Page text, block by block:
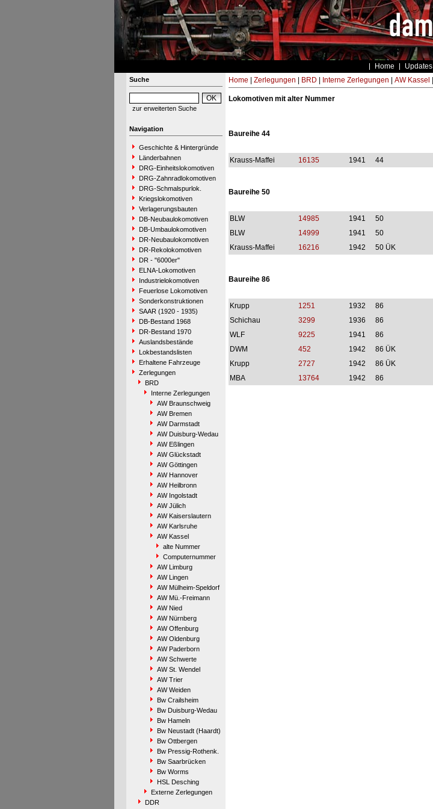
Home Updates
Suche
zur erweiterten Suche
Navigation
Geschichte & Hintergründe
Länderbahnen
DRG-Einheitslokomotiven
DRG-Zahnradlokomotiven
DRG-Schmalspurlok.
Kriegslokomotiven
Verlagerungsbauten
DB-Neubaulokomotiven
DB-Umbaulokomotiven
DR-Neubaulokomotiven
DR-Rekolokomotiven
DR - "6000er"
ELNA-Lokomotiven
Industrielokomotiven
Feuerlose Lokomotiven
Sonderkonstruktionen
SAAR (1920 - 1935)
DB-Bestand 1968
DR-Bestand 1970
Auslandsbestände
Lokbestandslisten
Erhaltene Fahrzeuge
Zerlegungen
BRD
Interne Zerlegungen
AW Braunschweig
AW Bremen
AW Darmstadt
AW Duisburg-Wedau
AW Eßlingen
AW Glückstadt
AW Göttingen
AW Hannover
AW Heilbronn
AW Ingolstadt
AW Jülich
AW Kaiserslautern
AW Karlsruhe
AW Kassel
alte Nummer
Computernummer
AW Limburg
AW Lingen
AW Mülheim-Speldorf
AW Mü.-Freimann
AW Nied
AW Nürnberg
AW Offenburg
AW Oldenburg
AW Paderborn
AW Schwerte
AW St. Wendel
AW Trier
AW Weiden
Bw Crailsheim
Bw Duisburg-Wedau
Bw Hameln
Bw Neustadt (Haardt)
Bw Ottbergen
Bw Pressig-Rothenk.
Bw Saarbrücken
Bw Worms
HSL Desching
Externe Zerlegungen
DDR
Home Zerlegungen BRD Interne Zerlegungen AW Kassel
Lokomotiven mit alter Nummer
Baureihe 44
Krauss-Maffei 16135 1941 44
Baureihe 50
BLW 14985 1941 50
BLW
14999 1941 50
Krauss-Maffei
16216 1942 50 ÜK
Baureihe 86
Krupp 1251 1932 86
Schichau
3299 1936 86
WLF
9225 1941 86
DWM
452 1942 86 ÜK
Krupp
2727 1942 86 ÜK
MBA
13764 1942 86